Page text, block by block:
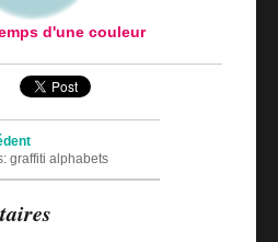
d'une couleur
graffiti alphabets